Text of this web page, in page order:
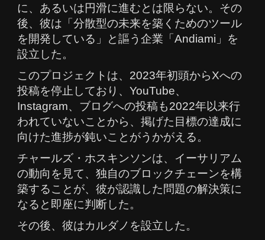
に、あるいは円滑に進むとは限らない。その
後、彼は「分散型の未来を築くためのツール
を開発している」と謳う企業「Andiami」を
設立した。
このプロジェクトは、2023年初頭からXへの
投稿を停止しており、YouTube、
Instagram、ブログへの投稿も2022年以来行
われていないことから、掲げた目標の達成に
向けた進捗が鈍いことがうかがえる。
チャールズ・ホスキンソンは、イーサリアム
の動向を見て、独自のブロックチェーンを構
築することが、彼が認識した問題の解決策に
なると即座に判断した。
その後、彼はカルダノを設立した。